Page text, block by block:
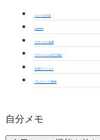
ソレイユ大宝
Lumoria
アネックス高蔵
グリーンヒルズ三本松
丸和マンション
プレスイン六番南
自分メモ